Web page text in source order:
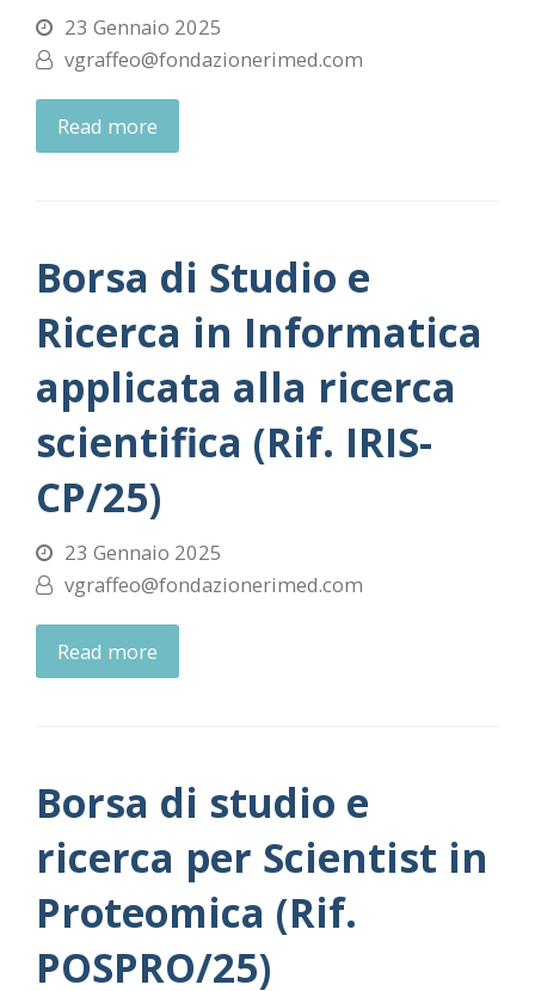
23 Gennaio 2025
vgraffeo@fondazionerimed.com
Read more
Borsa di Studio e
Ricerca in Informatica
applicata alla ricerca
scientifica (Rif. IRIS-
CP/25)
23 Gennaio 2025
vgraffeo@fondazionerimed.com
Read more
Borsa di studio e
ricerca per Scientist in
Proteomica (Rif.
POSPRO/25)